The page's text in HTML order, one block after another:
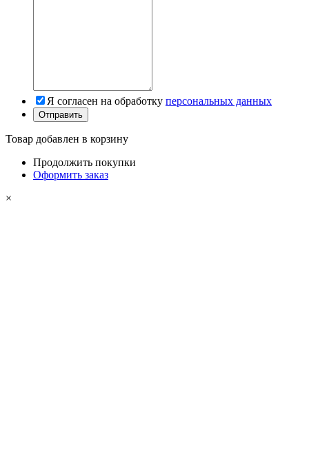
Я согласен на обработку персональных данных
Товар добавлен в корзину
Продолжить покупки
Оформить заказ
×